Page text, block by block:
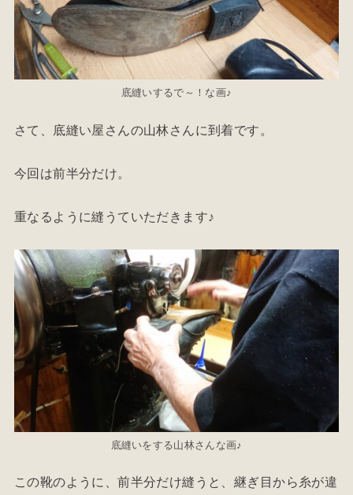
底縫いするで～！な画♪
さて、底縫い屋さんの山林さんに到着です。
今回は前半分だけ。
重なるように縫うていただきます♪
底縫いをする山林さんな画♪
この靴のように、前半分だけ縫うと、継ぎ目から糸が違